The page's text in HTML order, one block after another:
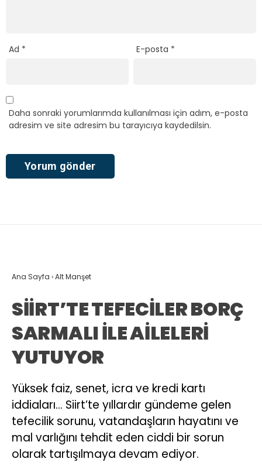
Ad * E-posta *
Daha sonraki yorumlarımda kullanılması için adım, e-posta
adresim ve site adresim bu tarayıcıya kaydedilsin.
Ana Sayfa ›Alt Manşet
SİİRT’TE TEFECİLER BORÇ
SARMALI İLE AİLELERİ
YUTUYOR
Yüksek faiz, senet, icra ve kredi kartı
iddiaları… Siirt’te yıllardır gündeme gelen
tefecilik sorunu, vatandaşların hayatını ve
mal varlığını tehdit eden ciddi bir sorun
olarak tartışılmaya devam ediyor.